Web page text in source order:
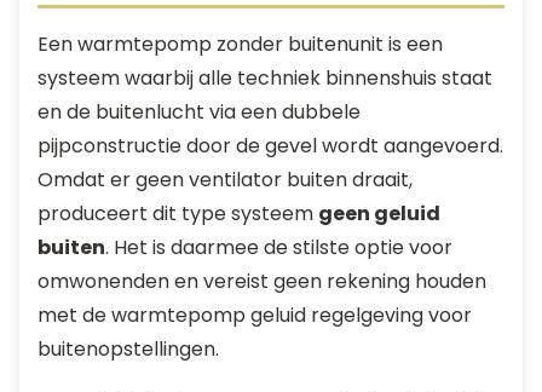
Een warmtepomp zonder buitenunit is een
systeem waarbij alle techniek binnenshuis staat
en de buitenlucht via een dubbele
pijpconstructie door de gevel wordt aangevoerd.
Omdat er geen ventilator buiten draait,
produceert dit type systeem geen geluid
buiten. Het is daarmee de stilste optie voor
omwonenden en vereist geen rekening houden
met de warmtepomp geluid regelgeving voor
buitenopstellingen.